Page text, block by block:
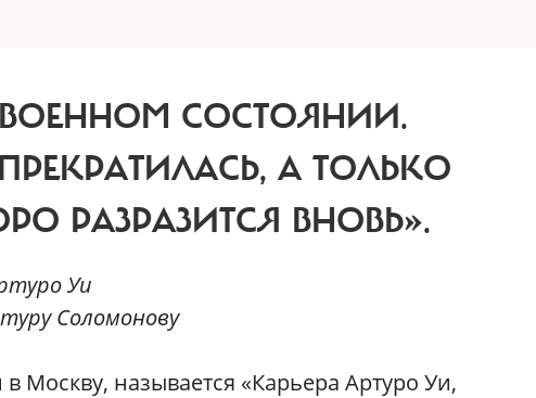
СОСТОЯНИИ.
А ТОЛЬКО
РАЗРАЗИТСЯ ВНОВЬ».
Уи
Соломонову
Москву, называется «Карьера Артуро Уи,